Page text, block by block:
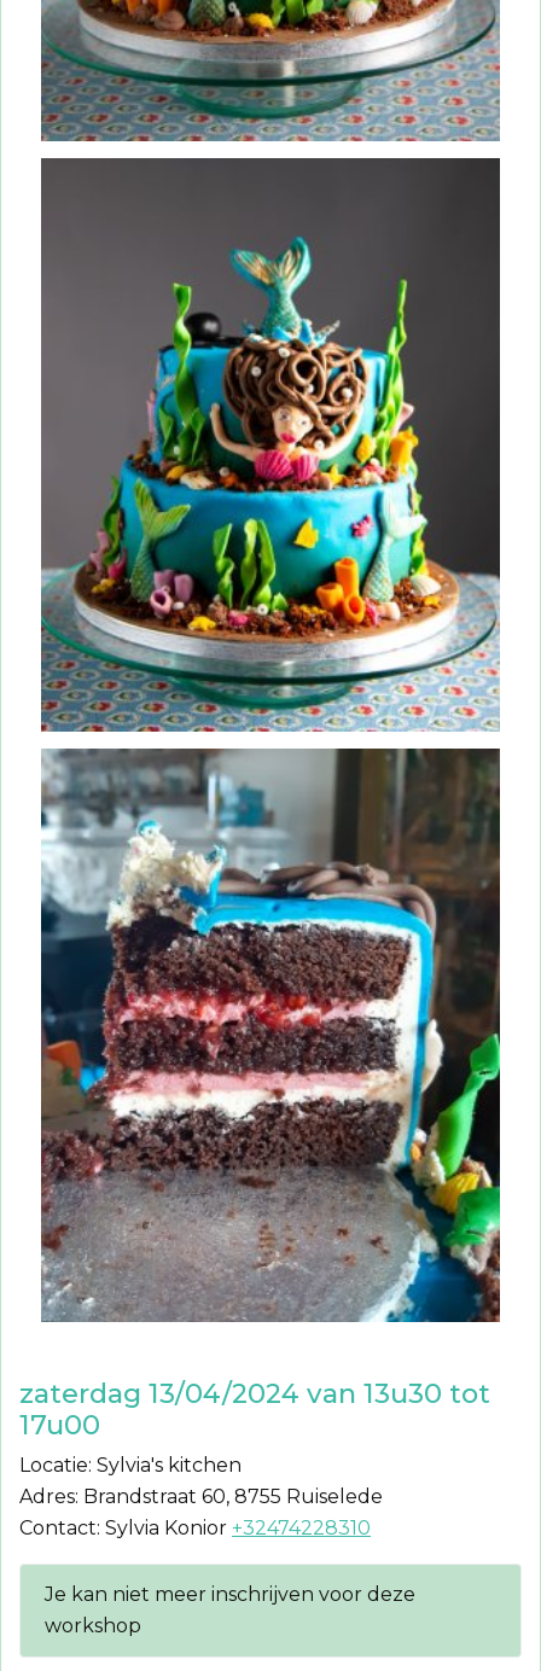
zaterdag 13/04/2024 van 13u30 tot
17u00
Locatie: Sylvia's kitchen
Adres: Brandstraat 60, 8755 Ruiselede
Contact: Sylvia Konior +32474228310
Je kan niet meer inschrijven voor deze
workshop